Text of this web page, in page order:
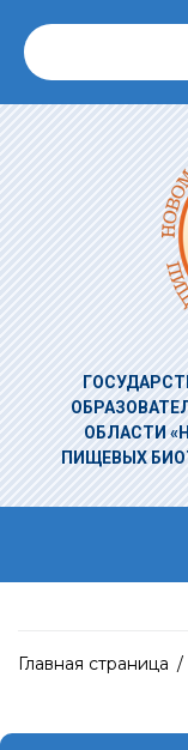
ОБЛАСТИ
ПИЩЕВЫХ
Главная страница /